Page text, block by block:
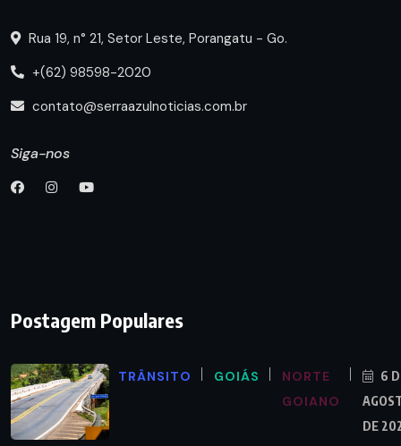
Rua 19, n° 21, Setor Leste, Porangatu - Go.
+(62) 98598-2020
contato@serraazulnoticias.com.br
Siga-nos
Postagem Populares
TRÂNSITO GOIÁS
NORTE
GOIANO
6
DE